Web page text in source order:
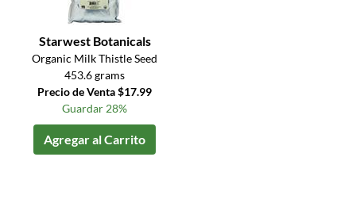
Starwest Botanicals
Organic Milk Thistle Seed
453.6 grams
Precio de Venta $17.99
Guardar 28%
Agregar al Carrito